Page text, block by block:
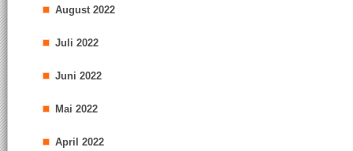
August 2022
Juli 2022
Juni 2022
Mai 2022
April 2022